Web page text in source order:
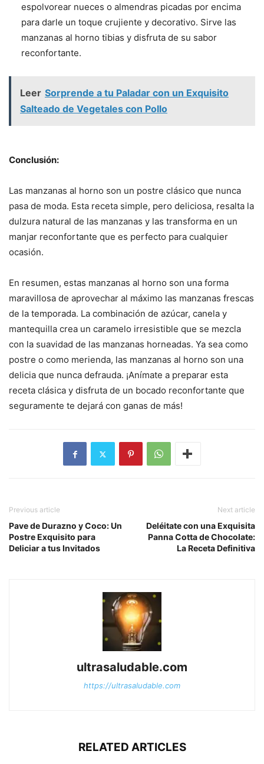
espolvorear nueces o almendras picadas por encima
para darle un toque crujiente y decorativo. Sirve las
manzanas al horno tibias y disfruta de su sabor
reconfortante.
Leer Sorprende a tu Paladar con un Exquisito
Salteado de Vegetales con Pollo
Conclusión:
Las manzanas al horno son un postre clásico que nunca
pasa de moda. Esta receta simple, pero deliciosa, resalta la
dulzura natural de las manzanas y las transforma en un
manjar reconfortante que es perfecto para cualquier
ocasión.
En resumen, estas manzanas al horno son una forma
maravillosa de aprovechar al máximo las manzanas frescas
de la temporada. La combinación de azúcar, canela y
mantequilla crea un caramelo irresistible que se mezcla
con la suavidad de las manzanas horneadas. Ya sea como
postre o como merienda, las manzanas al horno son una
delicia que nunca defrauda. ¡Anímate a preparar esta
receta clásica y disfruta de un bocado reconfortante que
seguramente te dejará con ganas de más!
Previous article
Pave de Durazno y Coco: Un
Postre Exquisito para
Deliciar a tus Invitados
Next article
Deléitate con una Exquisita
Panna Cotta de Chocolate:
La Receta Definitiva
ultrasaludable.com
https://ultrasaludable.com
RELATED ARTICLES